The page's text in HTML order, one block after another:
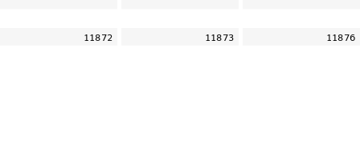
11872 11873 11876